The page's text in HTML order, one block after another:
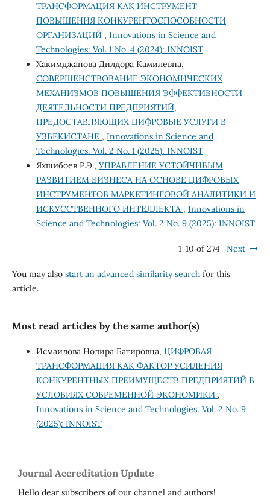
ТРАНСФОРМАЦИЯ КАК ИНСТРУМЕНТ
ПОВЫШЕНИЯ КОНКУРЕНТОСПОСОБНОСТИ
ОРГАНИЗАЦИЙ , Innovations in Science and
Technologies: Vol. 1 No. 4 (2024): INNOIST
Хакимджанова Дилдора Камилевна,
СОВЕРШЕНСТВОВАНИЕ ЭКОНОМИЧЕСКИХ
МЕХАНИЗМОВ ПОВЫШЕНИЯ ЭФФЕКТИВНОСТИ
ДЕЯТЕЛЬНОСТИ ПРЕДПРИЯТИЙ,
ПРЕДОСТАВЛЯЮЩИХ ЦИФРОВЫЕ УСЛУГИ В
УЗБЕКИСТАНЕ , Innovations in Science and
Technologies: Vol. 2 No. 1 (2025): INNOIST
Яхшибоев Р.Э., УПРАВЛЕНИЕ УСТОЙЧИВЫМ
РАЗВИТИЕМ БИЗНЕСА НА ОСНОВЕ ЦИФРОВЫХ
ИНСТРУМЕНТОВ МАРКЕТИНГОВОЙ АНАЛИТИКИ И
ИСКУССТВЕННОГО ИНТЕЛЛЕКТА , Innovations in
Science and Technologies: Vol. 2 No. 9 (2025): INNOIST
1-10 of 274 Next
You may also start an advanced similarity searchfor this
article.
Most read articles by the same author(s)
Исмаилова Нодира Батировна, ЦИФРОВАЯ
ТРАНСФОРМАЦИЯ КАК ФАКТОР УСИЛЕНИЯ
КОНКУРЕНТНЫХ ПРЕИМУЩЕСТВ ПРЕДПРИЯТИЙ В
УСЛОВИЯХ СОВРЕМЕННОЙ ЭКОНОМИКИ ,
Innovations in Science and Technologies: Vol. 2 No. 9
(2025): INNOIST
Journal Accreditation Update
Hello dear subscribers of our channel and authors!